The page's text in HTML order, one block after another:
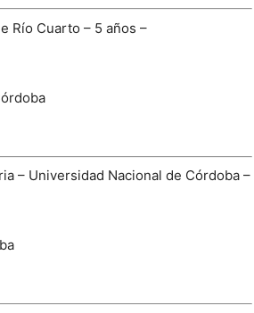
Río Cuarto – 5 años –
– Universidad Nacional de Córdoba –